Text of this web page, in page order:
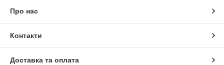
Про нас
Контакти
Доставка та оплата